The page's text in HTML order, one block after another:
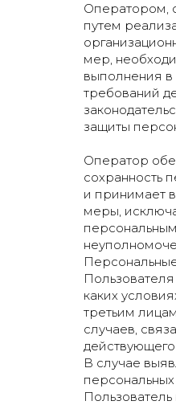
Оператором,
путем
мер,
выполнения
требований
защиты
Оператор
сохранность
и принимает
меры,
каких
третьим
случаев,
действующего
В случае
персональных
Инжиниринг
Изготовление
прототипов
Пром.